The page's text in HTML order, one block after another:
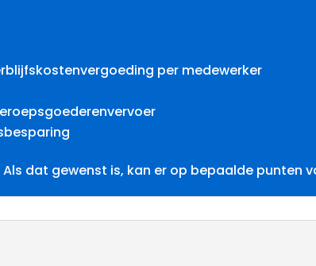
per medewerker
dat gewenst is, kan er op bepaalde punten